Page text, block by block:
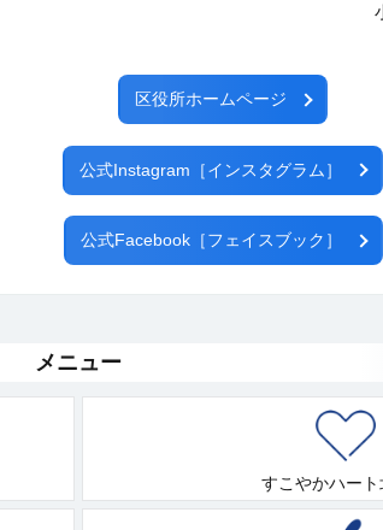
区役所ホームページ
公式Instagram［インスタグラム］
公式Facebook［フェイスブック］
メニュー
すこやかハート